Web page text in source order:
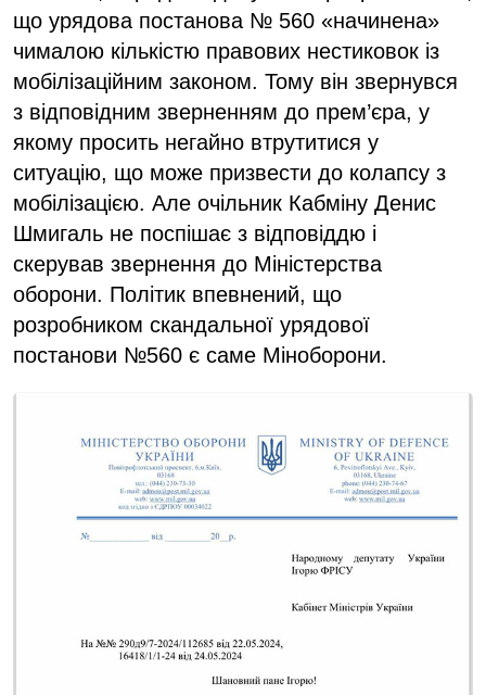
що урядова постанова № 560 «начинена»
чималою кількістю правових нестиковок із
мобілізаційним законом. Тому він звернувся
з відповідним зверненням до прем’єра, у
якому просить негайно втрутитися у
ситуацію, що може призвести до колапсу з
мобілізацією. Але очільник Кабміну Денис
Шмигаль не поспішає з відповіддю і
скерував звернення до Міністерства
оборони. Політик впевнений, що
розробником скандальної урядової
постанови №560 є саме Міноборони.